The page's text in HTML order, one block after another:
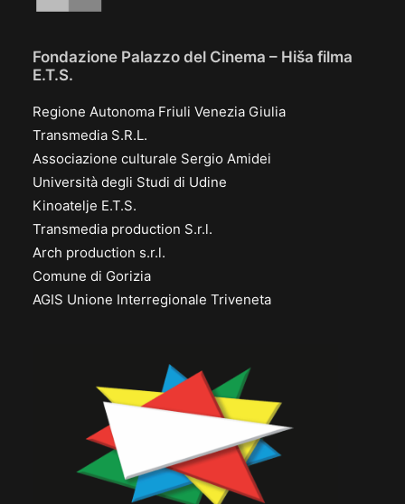
Fondazione Palazzo del Cinema – Hiša filma
E.T.S.
Regione Autonoma Friuli Venezia Giulia
Transmedia S.R.L.
Associazione culturale Sergio Amidei
Università degli Studi di Udine
Kinoatelje E.T.S.
Transmedia production S.r.l.
Arch production s.r.l.
Comune di Gorizia
AGIS Unione Interregionale Triveneta